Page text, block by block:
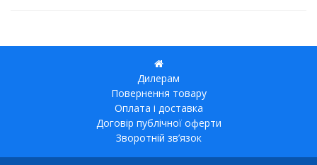
Дилерам
Повернення товару
Оплата і доставка
Договір публічної оферти
Зворотній зв’язок